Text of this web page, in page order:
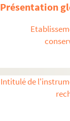
Présentation
Intitulé de